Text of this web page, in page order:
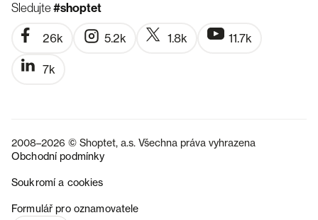
Sledujte#shoptet
26k 5.2k 1.8k 11.7k
7k
2008–2026 © Shoptet, a.s. Všechna práva vyhrazena
Obchodní podmínky
Soukromí a cookies
Formulář pro oznamovatele